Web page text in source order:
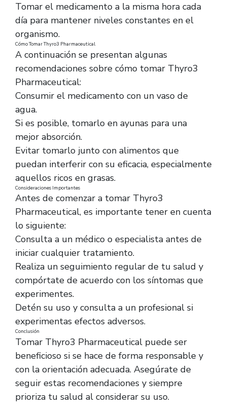
Tomar el medicamento a la misma hora cada
día para mantener niveles constantes en el
organismo.
Cómo Tomar Thyro3 Pharmaceutical
A continuación se presentan algunas
recomendaciones sobre cómo tomar Thyro3
Pharmaceutical:
Consumir el medicamento con un vaso de
agua.
Si es posible, tomarlo en ayunas para una
mejor absorción.
Evitar tomarlo junto con alimentos que
puedan interferir con su eficacia, especialmente
aquellos ricos en grasas.
Consideraciones Importantes
Antes de comenzar a tomar Thyro3
Pharmaceutical, es importante tener en cuenta
lo siguiente:
Consulta a un médico o especialista antes de
iniciar cualquier tratamiento.
Realiza un seguimiento regular de tu salud y
compórtate de acuerdo con los síntomas que
experimentes.
Detén su uso y consulta a un profesional si
experimentas efectos adversos.
Conclusión
Tomar Thyro3 Pharmaceutical puede ser
beneficioso si se hace de forma responsable y
con la orientación adecuada. Asegúrate de
seguir estas recomendaciones y siempre
prioriza tu salud al considerar su uso.